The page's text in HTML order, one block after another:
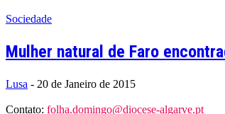
Sociedade
Mulher natural de Faro
Lusa - 20 de Janeiro de 2015
Contato: folha.domingo@diocese-algarve.pt